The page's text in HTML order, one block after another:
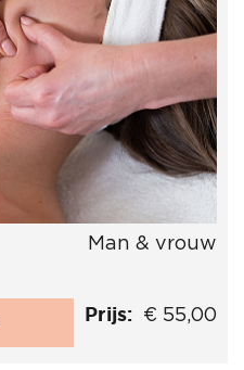
Man & vrouw
Prijs: € 55,00